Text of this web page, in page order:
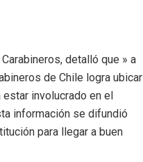
detalló que » a
de Chile logra ubicar
involucrado en el
información se difundió
para llegar a buen